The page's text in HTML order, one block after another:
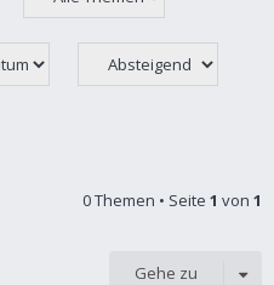
0 Themen • Seite 1 von 1
Gehe zu